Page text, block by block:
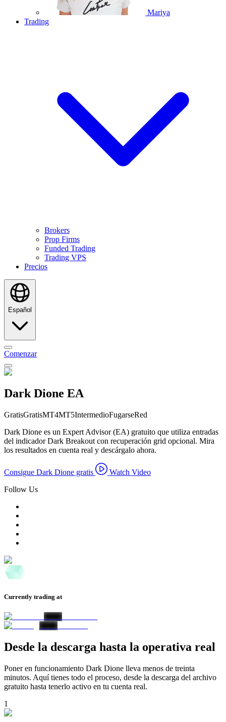
Mariya
Trading
Brokers
Prop Firms
Funded Trading
Trading VPS
Precios
Español
Comenzar
Dark Dione EA
GratisGratisMT4MT5IntermedioFugarseRed
Dark Dione es un Expert Advisor (EA) gratuito que utiliza entradas
del indicador Dark Breakout con recuperación grid opcional. Mira
los resultados en cuenta real y descárgalo ahora.
Consigue Dark Dione gratis
Watch Video
Follow Us
Currently trading at
Desde la descarga hasta la operativa real
Poner en funcionamiento Dark Dione lleva menos de treinta
minutos. Aquí tienes todo el proceso, desde la descarga del archivo
gratuito hasta tenerlo activo en tu cuenta real.
1